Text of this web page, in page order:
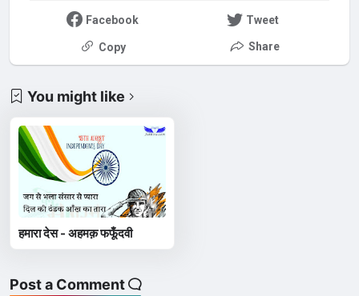
Facebook Tweet
Copy Share
You might like
हमारा देस - अहमक़ फफूँदवी
Post a Comment